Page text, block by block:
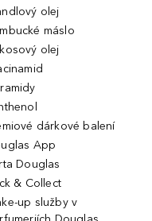
olej
máslo
olej
dárkové balení
App
Douglas
& Collect
up služby v